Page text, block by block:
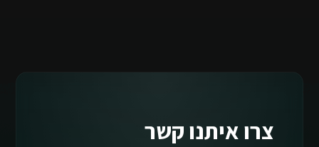
צרו איתנו קשר